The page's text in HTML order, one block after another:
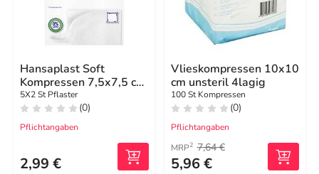
Hansaplast Soft
Kompressen 7,5x7,5 cm
steril
5X2 St Pflaster
(0)
Pflichtangaben
2,99 €
Vlieskompressen 10x10
cm unsteril 4lagig
100 St Kompressen
(0)
Pflichtangaben
MRP2 7,64 €
5,96 €